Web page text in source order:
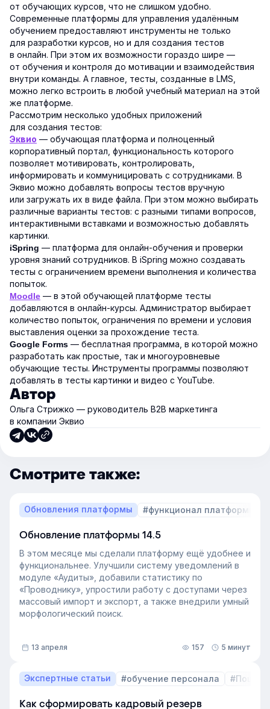
от обучающих курсов, что не слишком удобно.
Современные платформы для управления удалённым
обучением предоставляют инструменты не только
для разработки курсов, но и для создания тестов
в онлайн. При этом их возможности гораздо шире —
от обучения и контроля до мотивации и взаимодействия
внутри команды. А главное, тесты, созданные в LMS,
можно легко встроить в любой учебный материал на этой
же платформе.
Рассмотрим несколько удобных приложений
для создания тестов:
Эквио — обучающая платформа и полноценный
корпоративный портал, функциональность которого
позволяет мотивировать, контролировать,
информировать и коммуницировать с сотрудниками. В
Эквио можно добавлять вопросы тестов вручную
или загружать их в виде файла. При этом можно выбирать
различные варианты тестов: с разными типами вопросов,
интерактивными вставками и возможностью добавлять
картинки.
iSpring — платформа для онлайн-обучения и проверки
уровня знаний сотрудников. В iSpring можно создавать
тесты с ограничением времени выполнения и количества
попыток.
Moodle — в этой обучающей платформе тесты
добавляются в онлайн-курсы. Администратор выбирает
количество попыток, ограничения по времени и условия
выставления оценки за прохождение теста.
Google Forms — бесплатная программа, в которой можно
разработать как простые, так и многоуровневые
обучающие тесты. Инструменты программы позволяют
добавлять в тесты картинки и видео с YouTube.
Автор
Ольга Стрижко — руководитель В2В маркетинга
в компании Эквио
Смотрите также:
Обновления платформы #функционал платформы
Обновление платформы 14.5
В этом месяце мы сделали платформу ещё удобнее и
функциональнее. Улучшили систему уведомлений в
модуле «Аудиты», добавили статистику по
«Проводнику», упростили работу с доступами через
массовый импорт и экспорт, а также внедрили умный
морфологический поиск.
13 апреля 157 5 минут
Экспертные статьи #обучение персонала
Как сформировать кадровый резерв